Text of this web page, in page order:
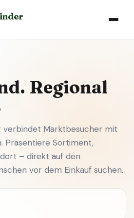
Regional
verbindet Marktbesucher mit
Präsentiere Sortiment,
– direkt auf den
vor dem Einkauf suchen.